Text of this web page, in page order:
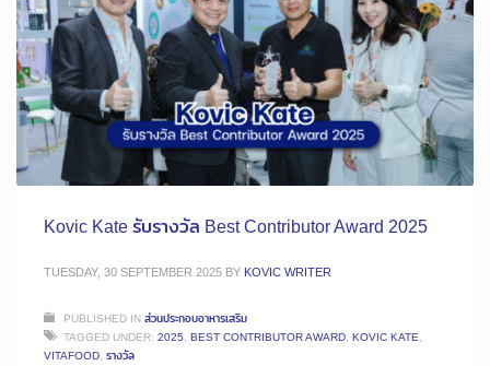
Kovic Kate รับรางวัล Best Contributor Award 2025
TUESDAY, 30 SEPTEMBER 2025 BY KOVIC WRITER
PUBLISHED INส่วนประกอบอาหารเสริม
TAGGED UNDER: 2025, BEST CONTRIBUTOR AWARD, KOVIC KATE,
VITAFOOD, รางวัล